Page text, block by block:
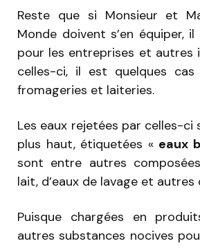
Reste que si Monsieur et
Monde doivent s’en équiper,
pour les entreprises et autres
celles-ci, il est quelques cas
fromageries et laiteries.
Les eaux rejetées par celles-
plus haut, étiquetées « eaux
sont entre autres
lait, d’eaux de lavage et
Puisque chargées en
autres substances nocives